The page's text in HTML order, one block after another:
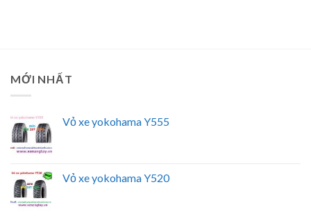
MỚI NHẤT
Vỏ xe yokohama Y555
Vỏ xe yokohama Y520